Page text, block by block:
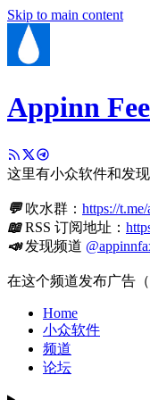
Skip to main content
Appinn
这里有小众软件和发
💬吹水群： https://
📖RSS 订阅地址：
📣发现频道
在这个频道发布广告（
Home
小众软件
频道
论坛